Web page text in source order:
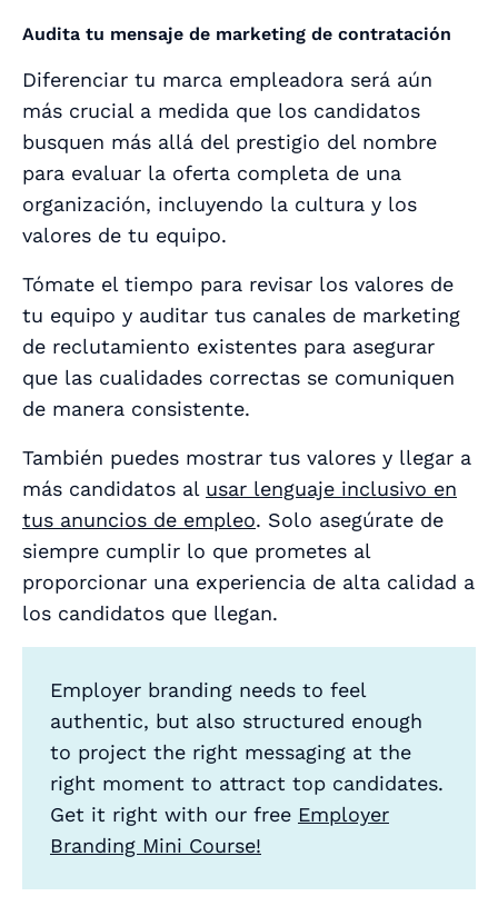
Audita tu mensaje de marketing de contratación
Diferenciar tu marca empleadora será aún
más crucial a medida que los candidatos
busquen más allá del prestigio del nombre
para evaluar la oferta completa de una
organización, incluyendo la cultura y los
valores de tu equipo.
Tómate el tiempo para revisar los valores de
tu equipo y auditar tus canales de marketing
de reclutamiento existentes para asegurar
que las cualidades correctas se comuniquen
de manera consistente.
También puedes mostrar tus valores y llegar a
más candidatos al usar lenguaje inclusivo en
tus anuncios de empleo. Solo asegúrate de
siempre cumplir lo que prometes al
proporcionar una experiencia de alta calidad a
los candidatos que llegan.
Employer branding needs to feel
authentic, but also structured enough
to project the right messaging at the
right moment to attract top candidates.
Get it right with our free Employer
Branding Mini Course!